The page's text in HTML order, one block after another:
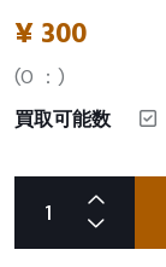
¥ 300
(0 ：)
買取可能数